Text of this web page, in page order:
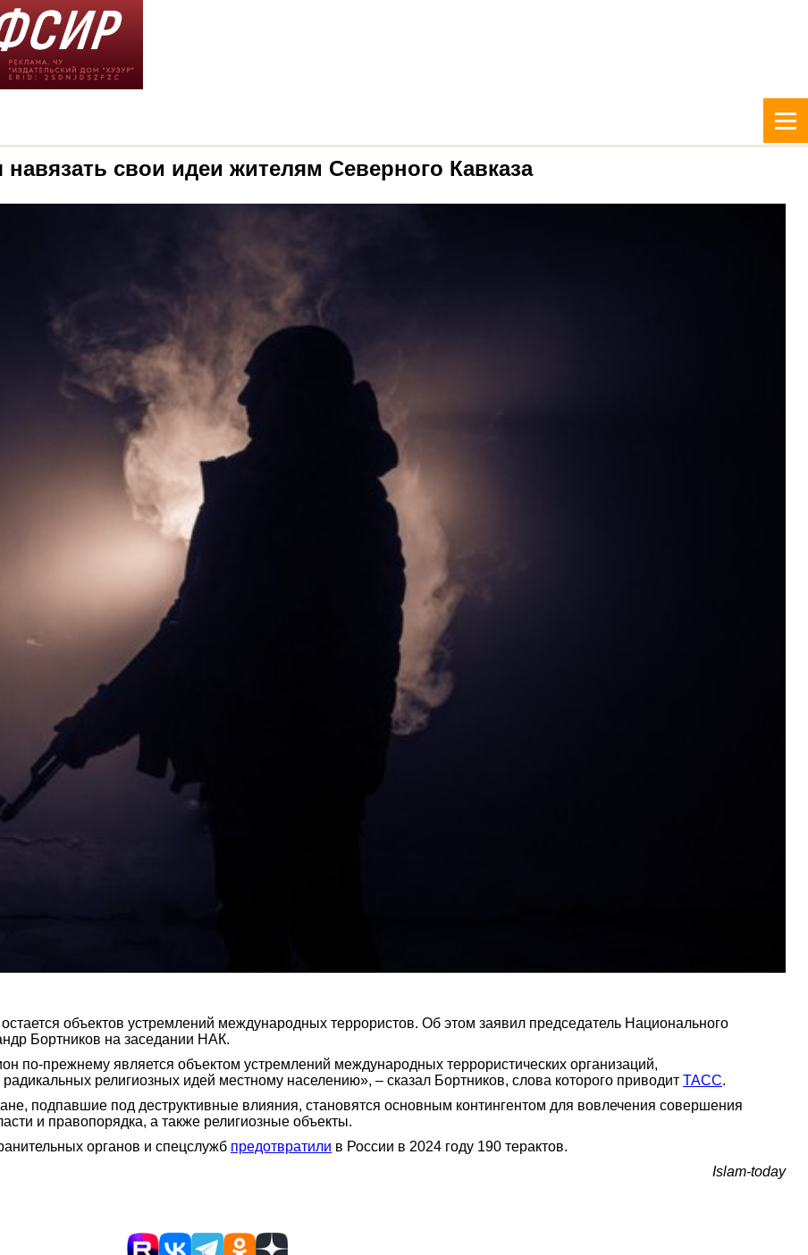
свои идеи жителям Северного Кавказа
объектов устремлений международных террористов. Об этом заявил председатель Национального
Бортников на заседании НАК.
по-прежнему является объектом устремлений международных террористических организаций,
религиозных идей местному населению», – сказал Бортников, слова которого приводит ТАСС.
подпавшие под деструктивные влияния, становятся основным контингентом для вовлечения совершения
и правопорядка, а также религиозные объекты.
органов и спецслужб предотвратили в России в 2024 году 190 терактов.
Islam-today